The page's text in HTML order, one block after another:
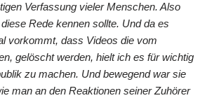
Verfassung vieler Menschen. Also
Rede kennen sollte. Und da es
vorkommt, dass Videos die vom
gelöscht werden, hielt ich es für wichtig
zu machen. Und bewegend war sie
man an den Reaktionen seiner Zuhörer